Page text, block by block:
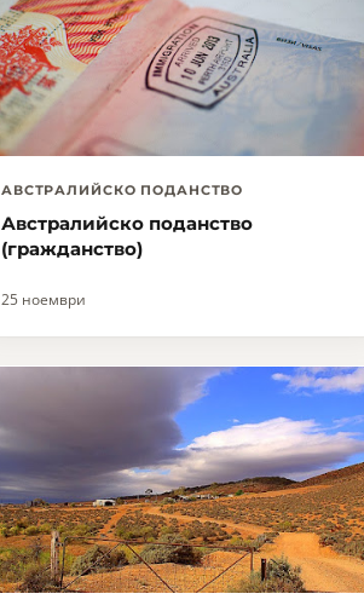
АВСТРАЛИЙСКО ПОДАНСТВО
Австралийско поданство
(гражданство)
25 ноември